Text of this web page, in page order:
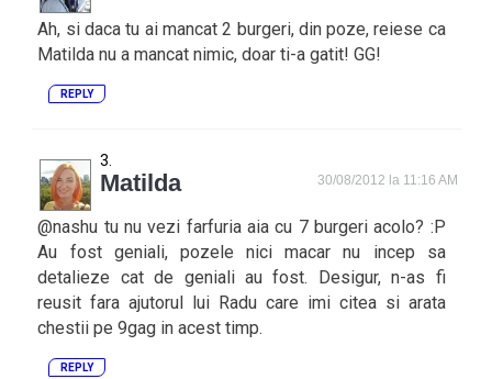
Ah, si daca tu ai mancat 2 burgeri, din poze, reiese ca
Matilda nu a mancat nimic, doar ti-a gatit! GG!
REPLY
Matilda 30/08/2012 la 11:16 AM
@nashu tu nu vezi farfuria aia cu 7 burgeri acolo? :P
Au fost geniali, pozele nici macar nu incep sa
detalieze cat de geniali au fost. Desigur, n-as fi
reusit fara ajutorul lui Radu care imi citea si arata
chestii pe 9gag in acest timp.
REPLY